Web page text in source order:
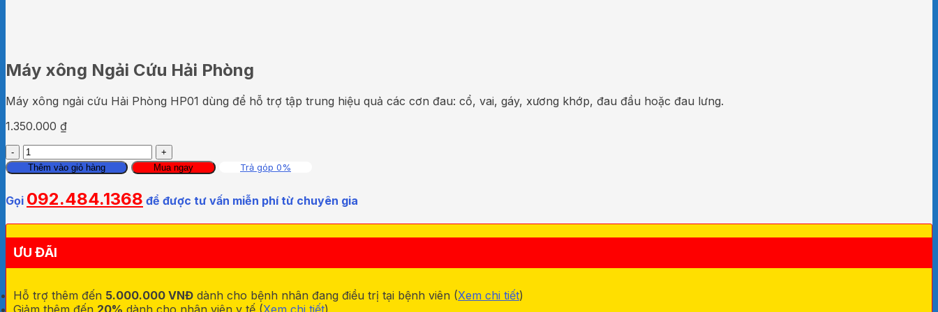
Máy xông Ngải Cứu Hải Phòng
Máy xông ngải cứu Hải Phòng HP01 dùng để hỗ trợ tập trung hiệu quả các cơn đau: cổ, vai, gáy, xương khớp, đau đầu hoặc đau lưng.
1.350.000 ₫
Máy
xông
Ngải
Cứu
Hải
lượng
Thêm vào giỏ hàng Mua ngay Trả góp 0%
Gọi 092.484.1368 để được tư vấn miễn phí từ chuyên gia
ƯU ĐÃI
Hỗ trợ thêm đến 5.000.000 VNĐ dành cho bệnh nhân đang điều trị tại bệnh viên (Xem chi tiết)
Giảm thêm đến 20% dành cho nhân viên y tế (Xem chi tiết)